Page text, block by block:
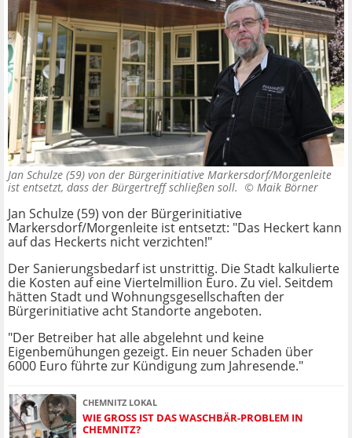
Jan Schulze (59) von der Bürgerinitiative Markersdorf/Morgenleite
ist entsetzt, dass der Bürgertreff schließen soll. © Maik Börner
Jan Schulze (59) von der Bürgerinitiative
Markersdorf/Morgenleite ist entsetzt: "Das Heckert kann
auf das Heckerts nicht verzichten!"
Der Sanierungsbedarf ist unstrittig. Die Stadt kalkulierte
die Kosten auf eine Viertelmillion Euro. Zu viel. Seitdem
hätten Stadt und Wohnungsgesellschaften der
Bürgerinitiative acht Standorte angeboten.
"Der Betreiber hat alle abgelehnt und keine
Eigenbemühungen gezeigt. Ein neuer Schaden über
6000 Euro führte zur Kündigung zum Jahresende."
CHEMNITZ LOKAL
WIE GROSS IST DAS WASCHBÄR-PROBLEM IN C
HEMNITZ?